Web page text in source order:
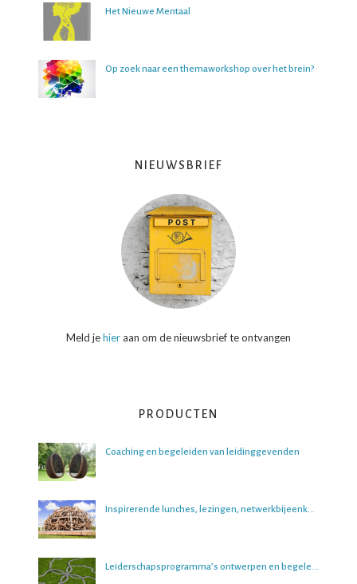
Het Nieuwe Mentaal
Op zoek naar een themaworkshop over het brein?
NIEUWSBRIEF
Meld jehieraan om de nieuwsbrief te ontvangen
PRODUCTEN
Coaching en begeleiden van leidinggevenden
Inspirerende lunches, lezingen, netwerkbijeenkomsten en boeksessies
Leiderschapsprogramma’s ontwerpen en begeleiden